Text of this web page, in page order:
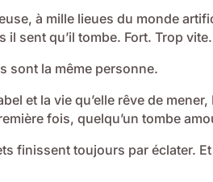
à mille lieues du monde
sent qu’il tombe. Fort. Trop
sont la même personne.
et la vie qu’elle rêve de
fois, quelqu’un tombe
finissent toujours par éclater.